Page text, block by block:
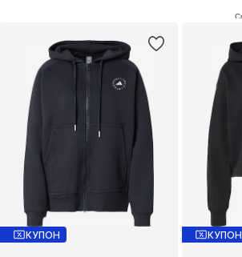
КУПОН КУПОН